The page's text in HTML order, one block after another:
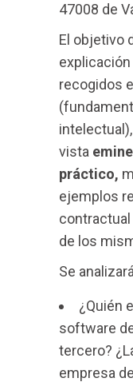
47008 de
El objetivo
recogidos
vista
práctico,
ejemplos
de los
Se
¿Quién
software
tercero?
empresa